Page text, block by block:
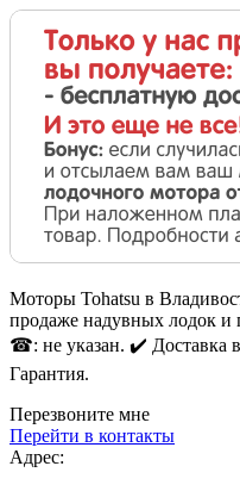
Моторы Tohatsu в
продаже надувных лодок и
☎: не указан. ✔️ Доставка
Гарантия.
Перезвоните мне
Перейти в контакты
Адрес: